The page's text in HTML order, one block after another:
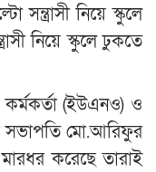
নিয়ে স্কুলে
নিয়ে স্কুলে ঢুকতে
কর্মকর্তা (ইউএনও) ও
সভাপতি মো.আরিফুর
করেছে তারাই